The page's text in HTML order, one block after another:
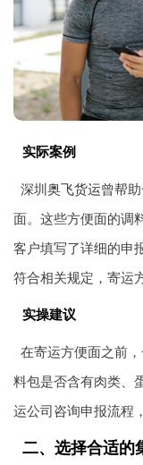
实际案例
深圳 奥飞货运曾帮
面。这些方便面的调
客户填写了详细的申
符合相关规定，寄运
实操建议
在寄运方便面之前
料包是否含有肉类、
运公司咨询申报流程
二、选择合适的